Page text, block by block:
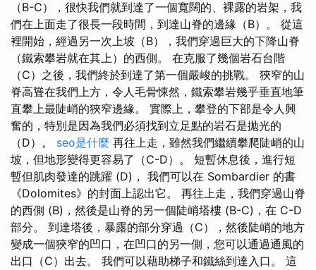
（B-C），很快我們就到達了一個寬闊的、裸露的岩架，我
們在上面走了很長一段時間，到達山脊的邊緣（B）。 從這
裡開始，經過另一次上坡（B），我們穿過巨大的下降山脊
（鐵索攀岩就在其上）的西側。 在克服了幾個岩石台階
（C）之後，我們終於到達了第一個嚴峻的挑戰。 狹窄的山
脊高聳在我們上方，令人毛骨悚然，鐵索攀岩幾乎垂直地筆
直攀上最陡峭的狹窄邊緣。 實際上，攀登的下部是令人興
奮的，特別是因為我們必須找到立足點的岩石是拋光的
（D）。 seo是什麼 再往上走，雖然我們繼續攀爬陡峭的山
坡，但地形變得更容易了（C-D）。 短暫休息後，進行短
暫但肌肉發達的跳躍 (D)， 我們可以在 Sombardier 的書
《Dolomites》的封面上認出它。 再往上走，我們穿過山脊
的西側 (B)，然後是山脊的另一個陡峭塔樓 (B-C)，在 C-D
部分。 到達塔後，暴露的部分穿過（C），然後陡峭的地方
變成一個狹窄的凹口，在凹口的另一側，您可以通過通風的
出口（C）出去。 我們可以藉助梯子和鐵絲到達入口。 這